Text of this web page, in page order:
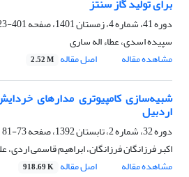
برای تولید گاز سنتز
دوره 41، شماره 4، زمستان 1401، صفحه
401-423
سپیده اسدی، عطاء اله ساری
مشاهده مقاله
اصل مقاله 2.52 M
شبیه‌سازی کامپیوتری مدارهای
اردبیل
دوره 32، شماره 2، تابستان 1392، صفحه
73-81
اکبر فرزانگان فرزانگان، ابراهیم قاسمی
مشاهده مقاله
اصل مقاله 918.69 K